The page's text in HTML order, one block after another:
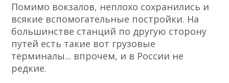
Помимо вокзалов, неплохо сохранились и
всякие вспомогательные постройки. На
большинстве станций по другую сторону
путей есть такие вот грузовые
терминалы... впрочем, и в России не
редкие.